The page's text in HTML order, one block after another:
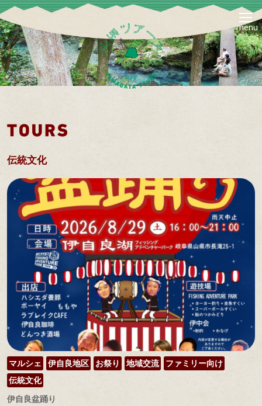
menu
伝統文化
マルシェ 伊自良地区 お祭り 地域交流
ファミリー向け
伝統文化
伊自良盆踊り